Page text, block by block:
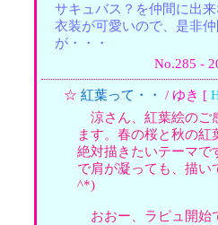
サキュバス？を仲間に出
衣装が可愛いので、是非
が・・・
No.285 -
☆ 紅葉って・・ / ゆき [
涼さん、紅葉絵のご
ます。春の桜と秋の紅
絶対描きたいテーマで
で肩が凝っても、描
^*)
おおー、ラピュ開始